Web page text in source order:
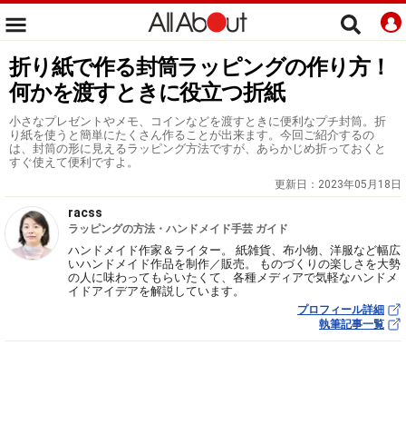
折り紙で作る封筒ラッピングの作り方！
何かを渡すときに役立つ折紙
小さなプレゼントやメモ、コインなどを渡すときに便利なプチ封筒。折
り紙を使うと簡単にたくさん作ることが出来ます。今回ご紹介するの
は、封筒の形に見えるラッピング方法ですが、あらかじめ折っておくと
すぐ使えて便利ですよ。
更新日： 2023年05月18日
racss
ラッピングの方法・ハンドメイド手芸 ガイド
ハンドメイド作家＆ライター。 紙雑貨、布小物、洋服など幅広
いハンドメイド作品を制作／販売。 ものづくりの楽しさを大勢
の人に味わってもらいたくて、各種メディアで気軽なハンドメ
イドアイデアを解説しています。
プロフィール詳細
執筆記事一覧